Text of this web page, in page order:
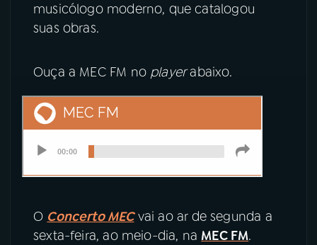
musicólogo moderno, que catalogou
suas obras.
Ouça a MEC FM no playerabaixo.
O Concerto MECvai ao ar de segunda a
sexta-feira, ao meio-dia, na MEC FM.